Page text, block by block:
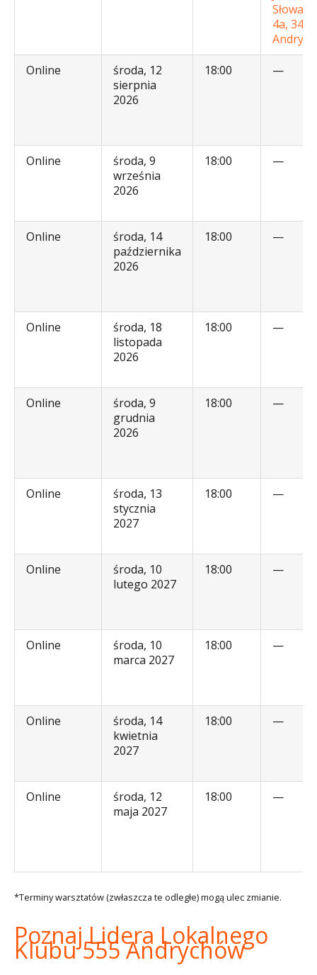
4a, 34-
Online
środa, 12
sierpnia
2026
18:00 —
Online
środa, 9
września
2026
18:00 —
Online
środa, 14
października
2026
18:00 —
Online
środa, 18
listopada
2026
18:00 —
Online
środa, 9
grudnia
2026
18:00 —
Online
środa, 13
stycznia
2027
18:00 —
Online
środa, 10
lutego 2027
18:00 —
Online
środa, 10
marca 2027
18:00 —
Online
środa, 14
kwietnia
2027
18:00 —
Online
środa, 12
maja 2027
18:00 —
*Terminy warsztatów (zwłaszcza te odległe) mogą ulec zmianie.
Poznaj Lidera Lokalnego
Klubu 555 Andrychów